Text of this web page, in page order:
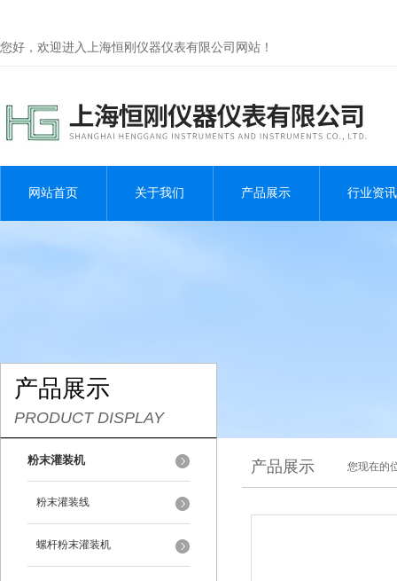
您好，欢迎进入上海恒刚仪器仪表有限公司网站！
网站首页 关于我们 产品展示 行业资讯
产品展示
PRODUCT DISPLAY
粉末灌装机
粉末灌装线
螺杆粉末灌装机
产品展示 您现在的